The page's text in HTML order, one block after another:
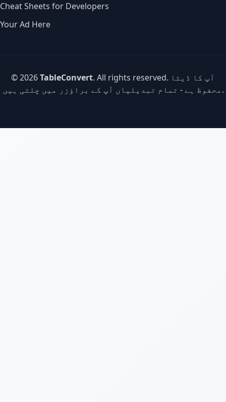
Cheat Sheets for Developers
Your Ad Here
© 2026TableConvert. All rights reserved. آپ کا ڈیٹا
محفوظ ہے - تمام تبدیلیاں آپ کے براؤزر میں چلتی ہیں.